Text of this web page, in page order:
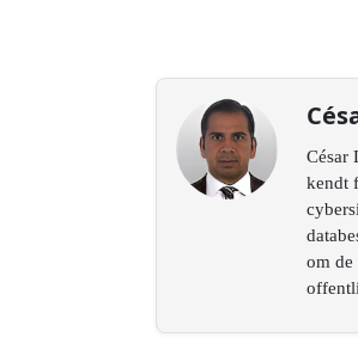
César
kendt
om de